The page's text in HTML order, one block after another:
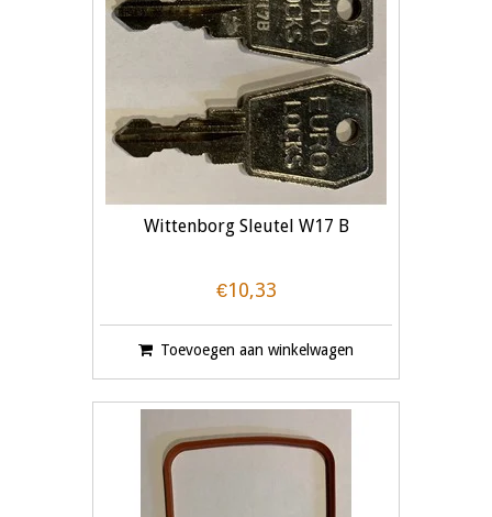
Wittenborg Sleutel W17 B
€10,33
Toevoegen aan winkelwagen